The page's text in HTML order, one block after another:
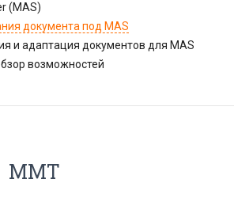
(MAS)
документа под MAS
и адаптация документов для MAS
возможностей
ММТ